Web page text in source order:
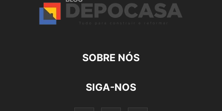
SOBRE NÓS
SIGA-NOS